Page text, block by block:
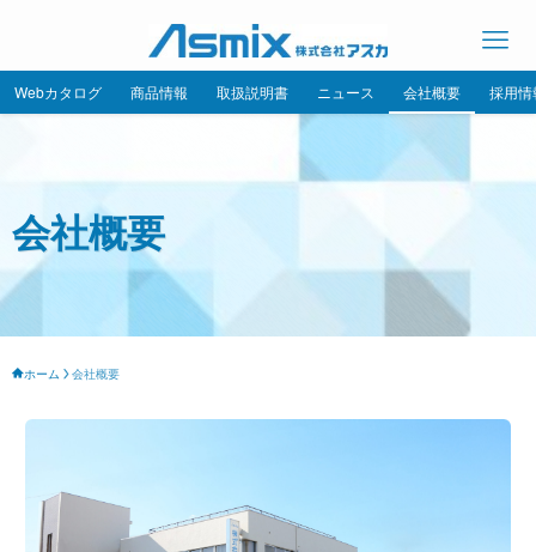
Webカタログ 商品情報 取扱説明書 ニュース 会社概要 採用情
会社概要
ホーム 会社概要